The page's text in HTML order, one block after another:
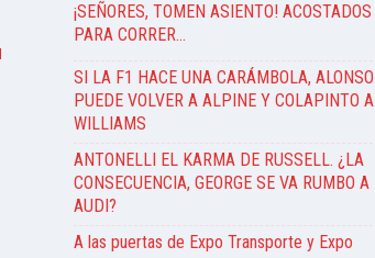
¡SEÑORES, TOMEN ASIENTO! ACOSTADOS
PARA CORRER…
SI LA F1 HACE UNA CARÁMBOLA, ALONSO
PUEDE VOLVER A ALPINE Y COLAPINTO A
WILLIAMS
ANTONELLI EL KARMA DE RUSSELL. ¿LA
CONSECUENCIA, GEORGE SE VA RUMBO A
AUDI?
A las puertas de Expo Transporte y Expo